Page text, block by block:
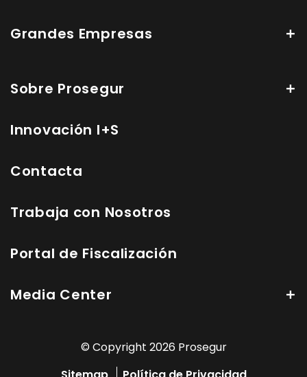
Grandes Empresas
Sobre Prosegur
Innovación I+S
Contacta
Trabaja con Nosotros
Portal de Fiscalización
Media Center
© Copyright 2026 Prosegur